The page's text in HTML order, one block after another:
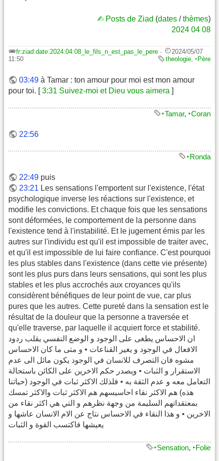
✍︎ Posts de Ziad (dates /thèmes)
2024 04 08
fr:ziad:date:2024:04:08_le_fils_n_est_pas_le_pere ·
2024/05/07
11:50
theologie ‣Père
03:49 à Tamar : ton amour pour moi est mon amour
pour toi. [3:31 Suivez-moi et Dieu vous aimera ]
‣Tamar, ‣Coran
22:56
‣Ronda
22:49 puis
23:21 Les sensations l'emportent sur l'existence, l'état
psychologique inverse les réactions sur l'existence, et
modifie les convictions. Et chaque fois que les sensations
sont déformées, le comportement de la personne dans
l'existence tend à l'instabilité. Et le jugement émis par les
autres sur l'individu est qu'il est impossible de traiter avec,
et qu'il est impossible de lui faire confiance. C'est pourquoi
les plus stables dans l'existence (dans cette vie présente)
sont les plus purs dans leurs sensations, qui sont les plus
stables et les plus accrochés aux croyances qu'ils
considèrent bénéfiques de leur point de vue, car plus
pures que les autres. Cette pureté dans la sensation est le
résultat de la douleur que la personne a traversée et
qu'elle traverse, par laquelle il acquiert force et stabilité.
ان الاحساس يطغى على الوجود و الوضع النفسي يقلب ردود
الافعال في الوجود و يغير القناعات • و متى ما كان الاحساس
مشوه فان التصرف للانسان في الوجود يكون مائل الى عدم
الاستقرار و الثبات • ويصدر حكم الاخرين على الكائن باستحالة
التعامل معه و عدم الثقة به • فلذلك الاكثر ثبات في الوجود (حياتنا
هذه) هم الاكثر نقاء احاسيسهم هم الاكثر ثبات والاكثر تمسك
بمعتقداتهم السليمة من وجهة نظرهم و التي هي اكثر نقاء من
الاخرين • و هذا النقاء في الاحساس نتاج عن الام الانسان عاشها و
يعيشها فاكتسب القوة و الثبات
‣Sensation, ‣Folie